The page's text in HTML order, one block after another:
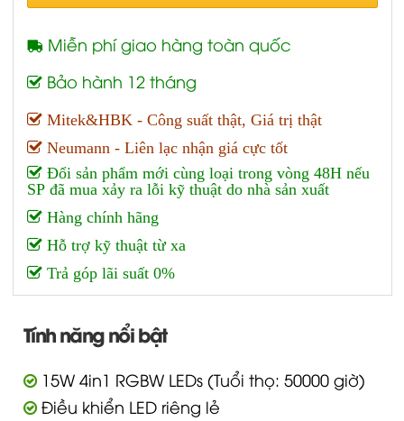
Miễn phí giao hàng toàn quốc
Bảo hành 12 tháng
Mitek&HBK - Công suất thật, Giá trị thật
Neumann - Liên lạc nhận giá cực tốt
Đổi sản phẩm mới cùng loại trong vòng 48H nếu
SP đã mua xảy ra lỗi kỹ thuật do nhà sản xuất
Hàng chính hãng
Hỗ trợ kỹ thuật từ xa
Trả góp lãi suất 0%
Tính năng nổi bật
15W 4in1 RGBW LEDs (Tuổi thọ: 50000 giờ)
Điều khiển LED riêng lẻ